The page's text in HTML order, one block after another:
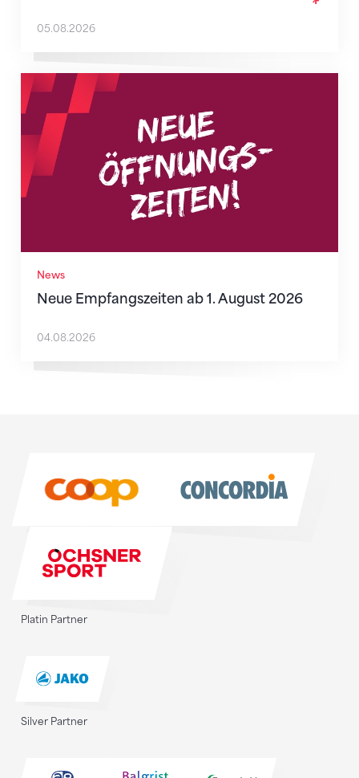
05.08.2026
News
Neue Empfangszeiten ab 1. August 2026
Neue Empfangszeiten ab 1. August 2026
04.08.2026
Platin Partner
Silver Partner